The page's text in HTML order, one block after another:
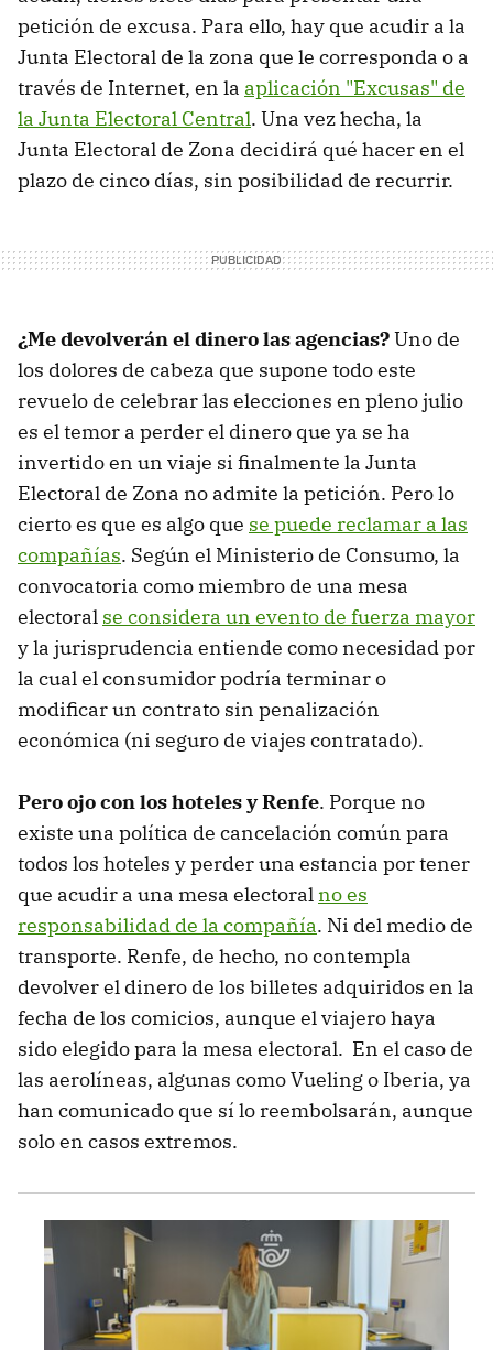
petición de excusa. Para ello, hay que acudir a la
Junta Electoral de la zona que le corresponda o a
través de Internet, en la aplicación "Excusas" de
la Junta Electoral Central. Una vez hecha, la
Junta Electoral de Zona decidirá qué hacer en el
plazo de cinco días, sin posibilidad de recurrir.
¿Me devolverán el dinero las agencias?Uno de
los dolores de cabeza que supone todo este
revuelo de celebrar las elecciones en pleno julio
es el temor a perder el dinero que ya se ha
invertido en un viaje si finalmente la Junta
Electoral de Zona no admite la petición. Pero lo
cierto es que es algo que se puede reclamar a las
compañías. Según el Ministerio de Consumo, la
convocatoria como miembro de una mesa
electoral se considera un evento de fuerza mayor
y la jurisprudencia entiende como necesidad por
la cual el consumidor podría terminar o
modificar un contrato sin penalización
económica (ni seguro de viajes contratado).
Pero ojo con los hoteles y Renfe. Porque no
existe una política de cancelación común para
todos los hoteles y perder una estancia por tener
que acudir a una mesa electoralno es
responsabilidad de la compañía. Ni del medio de
transporte. Renfe, de hecho, no contempla
devolver el dinero de los billetes adquiridos en la
fecha de los comicios, aunque el viajero haya
sido elegido para la mesa electoral. En el caso de
las aerolíneas, algunas como Vueling o Iberia, ya
han comunicado que sí lo reembolsarán, aunque
solo en casos extremos.